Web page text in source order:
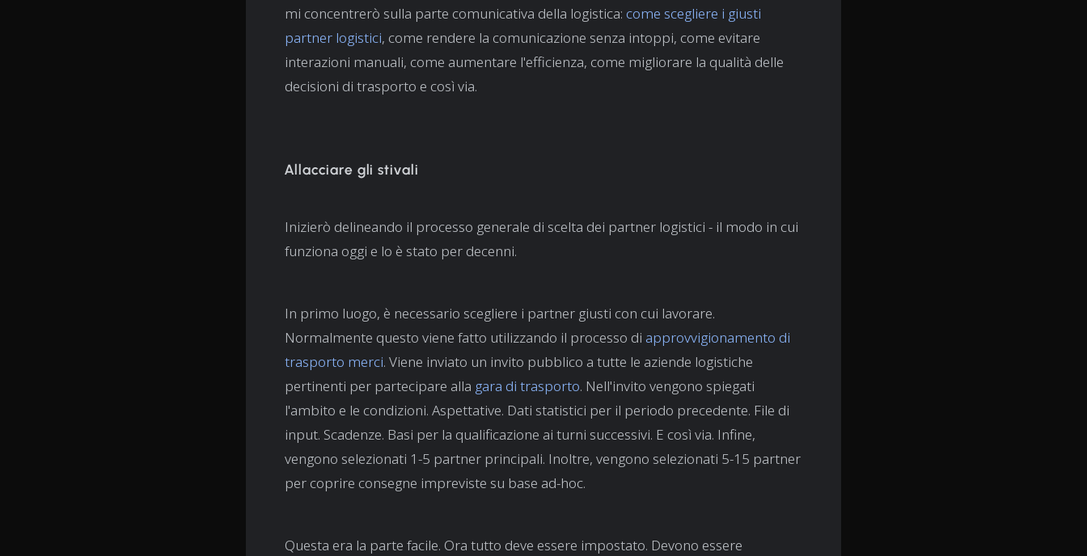
mi concentrerò sulla parte comunicativa della logistica: come scegliere i giusti
partner logistici, come rendere la comunicazione senza intoppi, come evitare
interazioni manuali, come aumentare l'efficienza, come migliorare la qualità delle
decisioni di trasporto e così via.
Allacciare gli stivali
Inizierò delineando il processo generale di scelta dei partner logistici - il modo in cui
funziona oggi e lo è stato per decenni.
In primo luogo, è necessario scegliere i partner giusti con cui lavorare.
Normalmente questo viene fatto utilizzando il processo di approvvigionamento di
trasporto merci. Viene inviato un invito pubblico a tutte le aziende logistiche
pertinenti per partecipare alla gara di trasporto. Nell'invito vengono spiegati
l'ambito e le condizioni. Aspettative. Dati statistici per il periodo precedente. File di
input. Scadenze. Basi per la qualificazione ai turni successivi. E così via. Infine,
vengono selezionati 1-5 partner principali. Inoltre, vengono selezionati 5-15 partner
per coprire consegne impreviste su base ad-hoc.
Questa era la parte facile. Ora tutto deve essere impostato. Devono essere